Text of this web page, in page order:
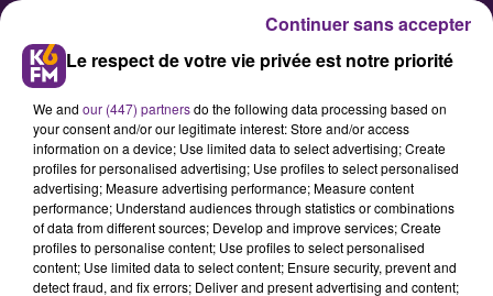
DFCO : les filles gagnent aussi !
L'équipe féminine de football de
Le respect de votre vie privée est notre priorité
We and our (447) partnersdo the following data processing based on
your consent and/or our legitimate interest: Store and/or access
information on a device; Use limited data to select advertising; Create
profiles for personalised advertising; Use profiles to select personalised
advertising; Measure advertising performance; Measure content
performance; Understand audiences through statistics or combinations
of data from different sources; Develop and improve services; Create
profiles to personalise content; Use profiles to select personalised
content; Use limited data to select content; Ensure security, prevent and
detect fraud, and fix errors; Deliver and present advertising and content;
Continuer sans accepter